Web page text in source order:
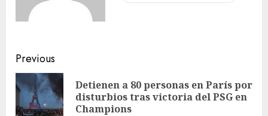
Previous
Detienen a 80 personas en París por
disturbios tras victoria del PSG en
Champions